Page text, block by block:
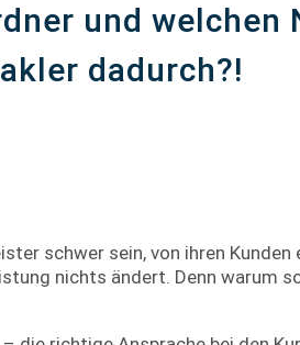
und welchen
dadurch?!
schwer sein, von ihren
nichts ändert. Denn warum